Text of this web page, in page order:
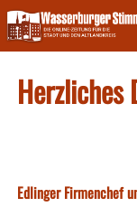
Skip
to
content
Herzliches
Edlinger Firmenchef